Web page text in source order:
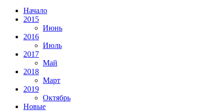
Начало
2015
Июнь
2016
Июль
2017
Май
2018
Март
2019
Октябрь
Новые